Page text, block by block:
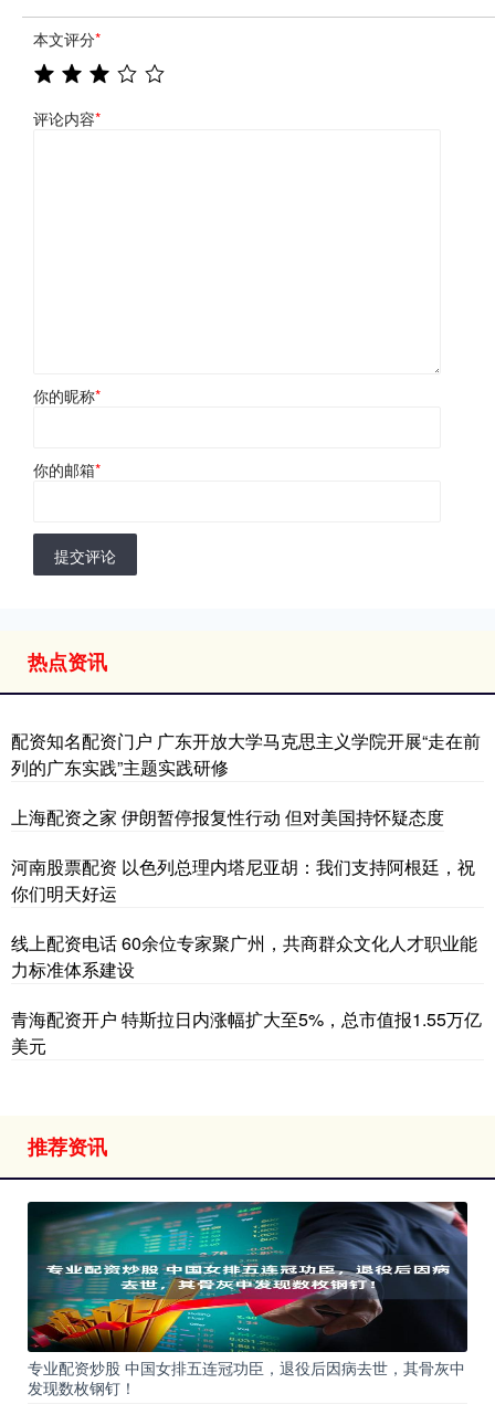
本文评分*
评论内容*
你的昵称*
你的邮箱*
提交评论
热点资讯
配资知名配资门户 广东开放大学马克思主义学院开展“走在前
列的广东实践”主题实践研修
上海配资之家 伊朗暂停报复性行动 但对美国持怀疑态度
河南股票配资 以色列总理内塔尼亚胡：我们支持阿根廷，祝
你们明天好运
线上配资电话 60余位专家聚广州，共商群众文化人才职业能
力标准体系建设
青海配资开户 特斯拉日内涨幅扩大至5%，总市值报1.55万亿
美元
推荐资讯
专业配资炒股 中国女排五连冠功臣，退役后因病去世，其骨灰中
发现数枚钢钉！